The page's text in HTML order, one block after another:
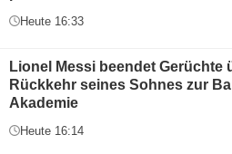
Heute 16:33
Lionel Messi beendet Gerüchte
Rückkehr seines Sohnes zur
Akademie
Heute 16:14